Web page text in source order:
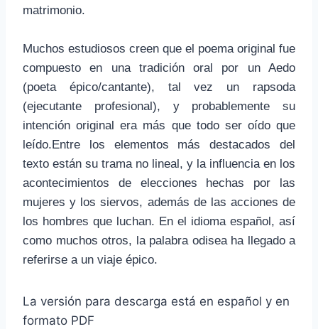
matrimonio.
Muchos estudiosos creen que el poema original fue
compuesto en una tradición oral por un Aedo
(poeta épico/cantante), tal vez un rapsoda
(ejecutante profesional), y probablemente su
intención original era más que todo ser oído que
leído.Entre los elementos más destacados del
texto están su trama no lineal, y la influencia en los
acontecimientos de elecciones hechas por las
mujeres y los siervos, además de las acciones de
los hombres que luchan. En el idioma español, así
como muchos otros, la palabra odisea ha llegado a
referirse a un viaje épico.
La versión para descarga está en español y en
formato PDF